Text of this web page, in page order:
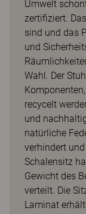
Umwelt
zertifiziert.
sind und das
und
Wahl. Der
recycelt
und
natürliche
verhindert
Schalensitz
Gewicht des
verteilt. Die
Laminat